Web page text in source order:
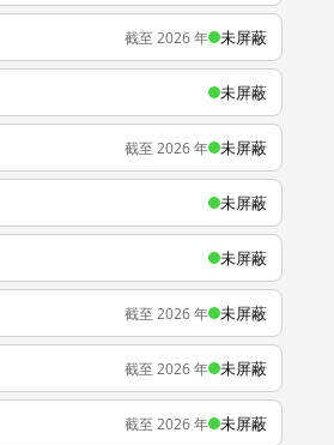
截至 2026 年 未屏蔽
未屏蔽
截至 2026 年 未屏蔽
未屏蔽
未屏蔽
截至 2026 年 未屏蔽
截至 2026 年 未屏蔽
截至 2026 年 未屏蔽